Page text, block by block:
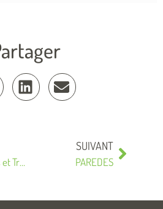
ATT. Art Toitures et Traditions
SUIVANT
PAREDES